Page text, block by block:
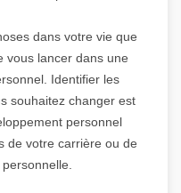
dans votre vie que
vous lancer dans une
Identifier les
souhaitez changer est
personnel
de votre carrière ou de